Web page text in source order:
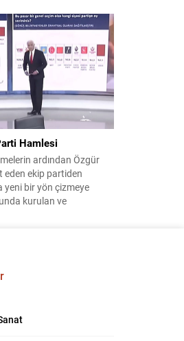
Ziyaretin en somut
attığı Mekke Ortak
Anlaşma; ortak
barış, istikrar...
Hamlesi
ardından Özgür
eden ekip partiden
yeni bir yön çizmeye
kurulan ve